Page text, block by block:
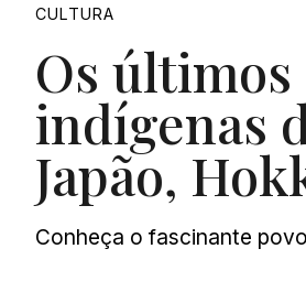
CULTURA
Os últimos
indígenas
Japão,
Conheça o fascinante